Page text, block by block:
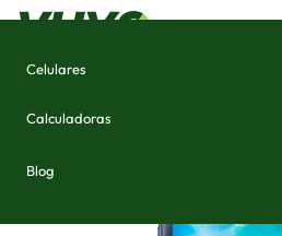
Celulares
Calculadoras
Blog